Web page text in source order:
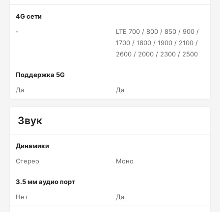
4G сети
-
LTE 700 / 800 / 850 / 900 /
1700 / 1800 / 1900 / 2100 /
2600 / 2000 / 2300 / 2500
Поддержка 5G
Да
Да
Звук
Динамики
Стерео
Моно
3.5 мм аудио порт
Нет
Да